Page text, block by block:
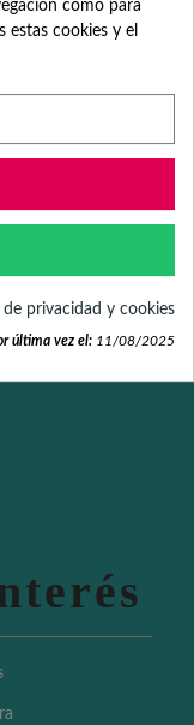
despedidas de
comuniones o
401
como para
estas cookies y el
de privacidad y cookies
última vez el: 11/08/2025